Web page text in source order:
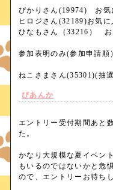
ぴかりさん(19974) お
ヒロジさん(32189)お気
ひなもさん（33216）
参加表明のみ(参加申請順
ねこさまさん(35301)(
びあんか
エントリー受付期間あと
た。
かなり大規模な夏イベン
もいるのではないかと危
ので、エントリーお待ち